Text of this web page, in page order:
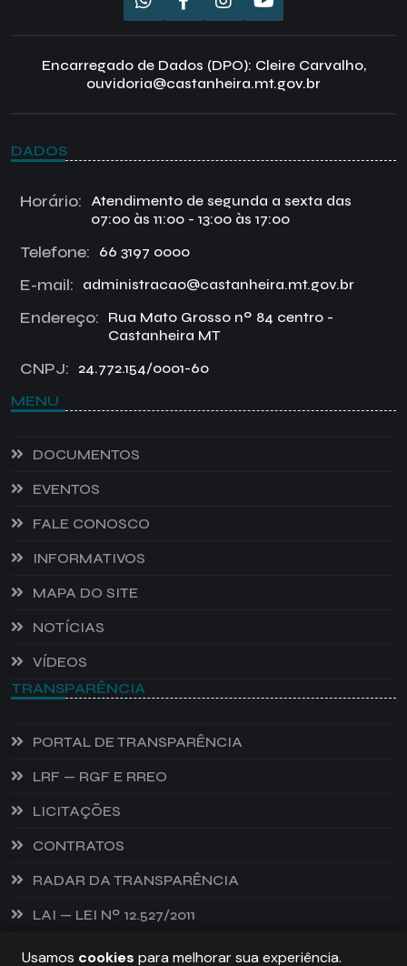
Encarregado de Dados (DPO): Cleire Carvalho,
ouvidoria@castanheira.mt.gov.br
DADOS
Horário:
Atendimento de segunda a sexta das
07:00 às 11:00 - 13:00 às 17:00
Telefone: 66 3197 0000
E-mail: administracao@castanheira.mt.gov.br
Endereço:
Rua Mato Grosso nº 84 centro -
Castanheira MT
CNPJ: 24.772.154/0001-60
MENU
DOCUMENTOS
EVENTOS
FALE CONOSCO
INFORMATIVOS
MAPA DO SITE
NOTÍCIAS
VÍDEOS
TRANSPARÊNCIA
PORTAL DE TRANSPARÊNCIA
LRF — RGF E RREO
LICITAÇÕES
CONTRATOS
RADAR DA TRANSPARÊNCIA
LAI — LEI Nº 12.527/2011
Usamos cookies para melhorar sua experiência.